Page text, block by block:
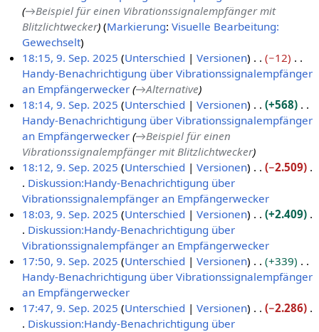
s
u
n
g
m
e
n
f
a
s
s
u
n
g
→Beispiel für einen Vibrationssignalempfänger mit
Blitzlichtwecker
Markierung:Visuelle Bearbeitung:
Gewechselt
S
e
2
5
18:15, 9. Sep. 2025 Unterschied Versionen
−12
Handy-Benachrichtigung über Vibrationssignalempfänger
an Empfängerwecker →Alternative
18:14, 9. Sep. 2025 Unterschied Versionen
+568
Handy-Benachrichtigung über Vibrationssignalempfänger
an Empfängerwecker →Beispiel für einen
Vibrationssignalempfänger mit Blitzlichtwecker
18:12, 9. Sep. 2025 Unterschied Versionen
−2.509
Diskussion:Handy-Benachrichtigung über
Vibrationssignalempfänger an Empfängerwecker
K
e
i
n
e
B
e
a
18:03, 9. Sep. 2025 Unterschied Versionen
+2.409
Diskussion:Handy-Benachrichtigung über
Vibrationssignalempfänger an Empfängerwecker
K
e
i
n
e
17:50, 9. Sep. 2025 Unterschied Versionen
+339
Handy-Benachrichtigung über Vibrationssignalempfänger
an Empfängerwecker
K
e
17:47, 9. Sep. 2025 Unterschied Versionen
−2.286
Diskussion:Handy-Benachrichtigung über